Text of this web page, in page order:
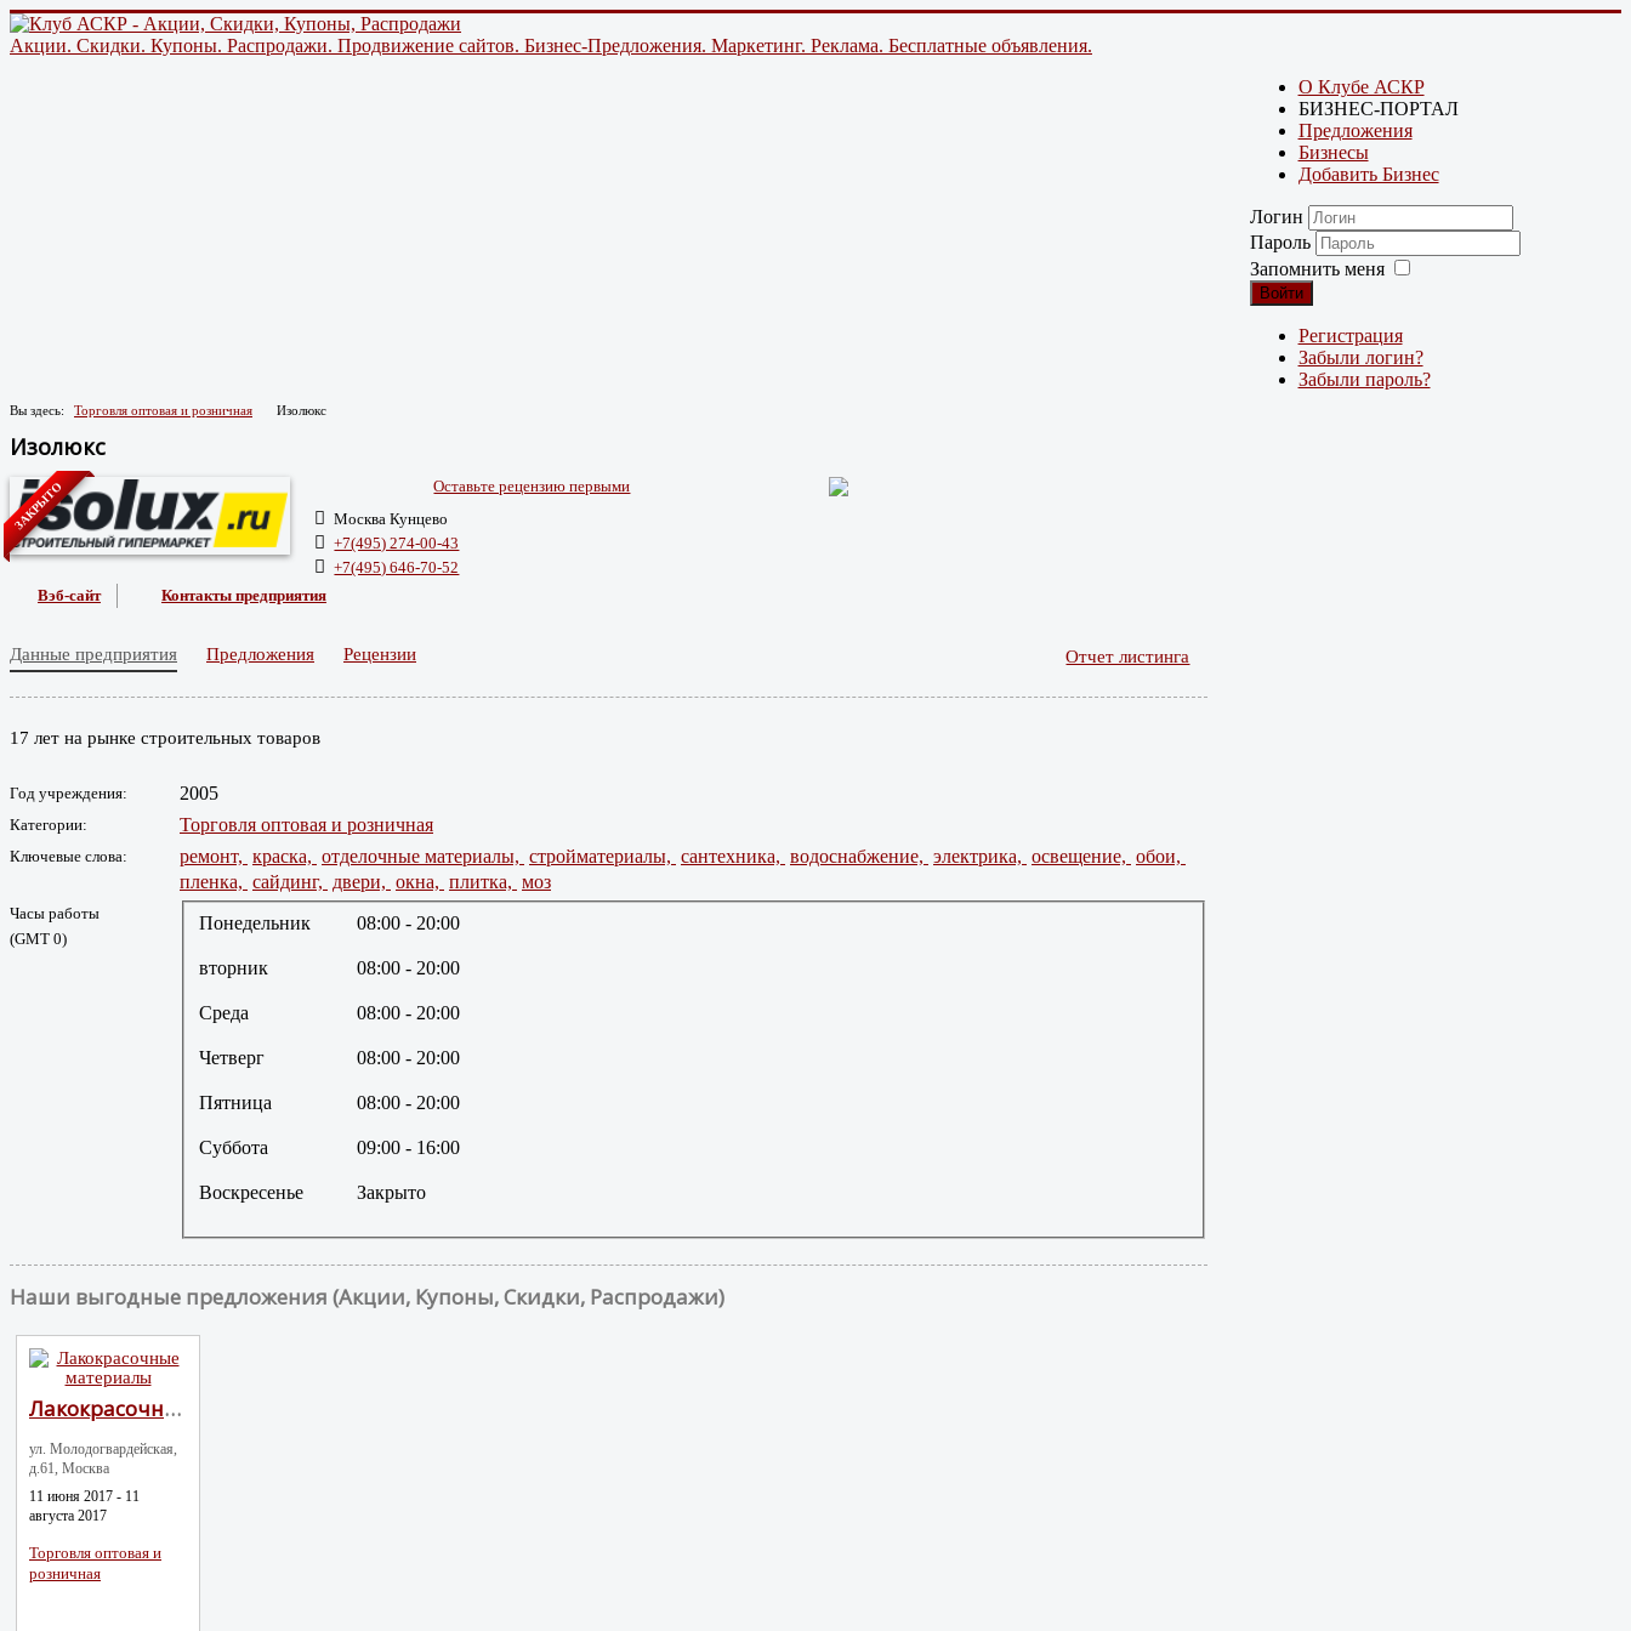
Акции. Скидки. Купоны. Распродажи. Продвижение сайтов. Бизнес-Предложения. Маркетинг. Реклама. Бесплатные объявления.
Вы здесь: Торговля оптовая и розничная Изолюкс
Изолюкс
ЗАКРЫТО
Оставьте рецензию первыми
Москва Кунцево
+7(495) 274-00-43
+7(495) 646-70-52
Вэб-сайт
Контакты предприятия
Данные предприятия Предложения Рецензии Отчет листинга
17 лет на рынке строительных товаров
Год учреждения: 2005
Категории: Торговля оптовая и розничная
Ключевые слова: ремонт, краска, отделочные материалы, стройматериалы, сантехника, водоснабжение, электрика, освещение, обои,
пленка, сайдинг, двери, окна, плитка, моз
Часы работы
(GMT 0)
Понедельник 08:00 - 20:00
вторник 08:00 - 20:00
Среда 08:00 - 20:00
Четверг 08:00 - 20:00
Пятница 08:00 - 20:00
Суббота 09:00 - 16:00
Воскресенье Закрыто
Наши выгодные предложения (Акции, Купоны, Скидки, Распродажи)
Лакокрасочные материалы
ул. Молодогвардейская,
д.61, Москва
11 июня 2017 - 11
августа 2017
Торговля оптовая и
розничная
О Клубе АСКР
БИЗНЕС-ПОРТАЛ
Предложения
Бизнесы
Добавить Бизнес
Логин
Пароль
Запомнить меня
Войти
Регистрация
Забыли логин?
Забыли пароль?